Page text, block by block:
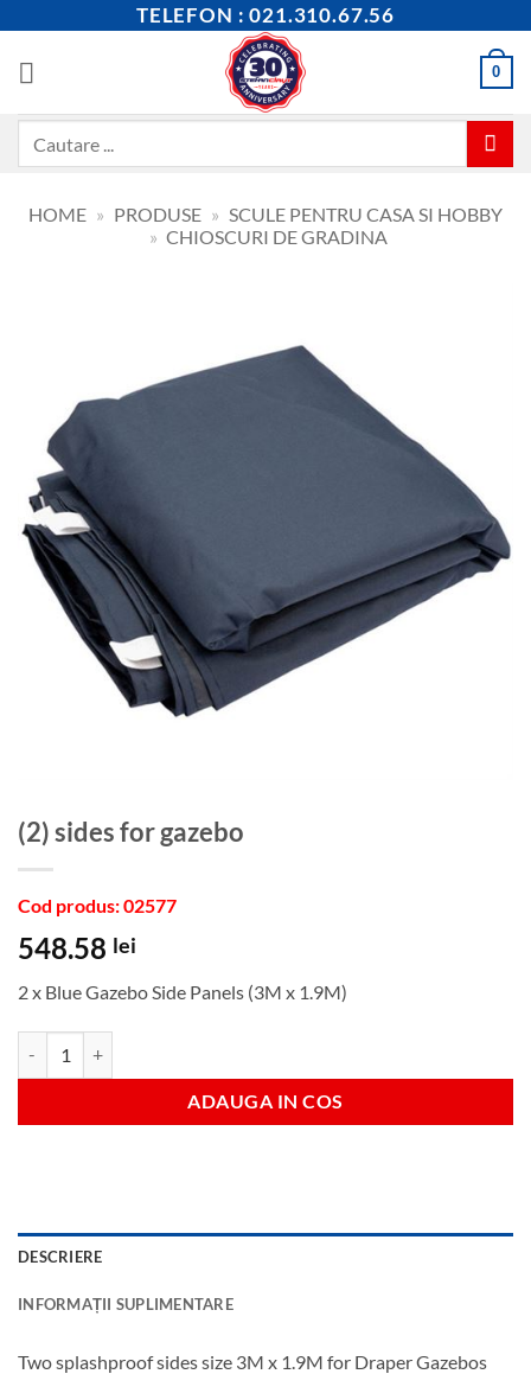
content
TELEFON : 021.310.67.56
0
HOME » PRODUSE » SCULE PENTRU CASA SI HOBBY
» CHIOSCURI DE GRADINA
(2) sides for gazebo
Cod produs: 02577
548.58 lei
2 x Blue Gazebo Side Panels (3M x 1.9M)
ADAUGA IN COS
DESCRIERE
INFORMAȚII SUPLIMENTARE
Two splashproof sides size 3M x 1.9M for Draper Gazebos